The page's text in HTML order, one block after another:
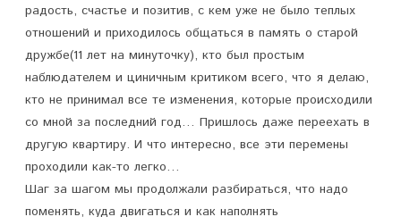
радость, счастье и позитив, с кем уже не было теплых
отношений и приходилось общаться в память о старой
дружбе(11 лет на минуточку), кто был простым
наблюдателем и циничным критиком всего, что я делаю,
кто не принимал все те изменения, которые происходили
со мной за последний год… Пришлось даже переехать в
другую квартиру. И что интересно, все эти перемены
проходили как-то легко…
Шаг за шагом мы продолжали разбираться, что надо
поменять, куда двигаться и как наполнять